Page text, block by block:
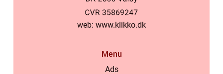
web: www.klikko.dk
Menu
Ads